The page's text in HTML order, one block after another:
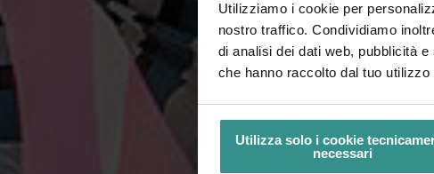
Utilizziamo i cookie per
nostro traffico. Condividiamo
di analisi dei dati web, pubblicità
che hanno raccolto dal tuo
Utilizza solo i cookie
necessari